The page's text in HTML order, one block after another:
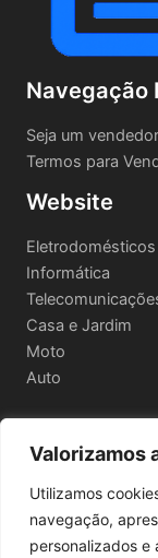
Valorizamos
Utilizamos
navegação,
personalizados e
Navegação
Seja um vendedor
Termos para
Website
Eletrodomésticos
Informática
Casa e Jardim
Moto
Auto
Política de
Termos e